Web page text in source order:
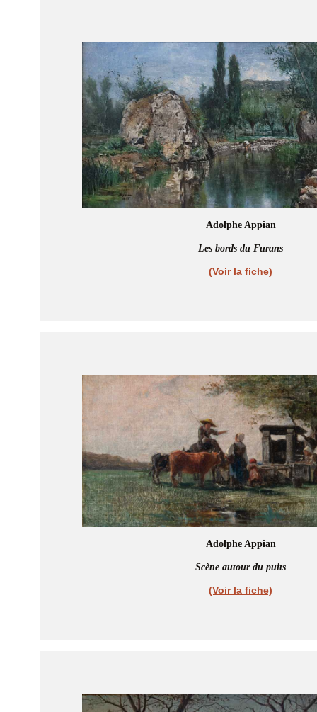
Adolphe Appian
Les bords du Furans
(Voir la fiche)
Adolphe Appian
Scène autour du puits
(Voir la fiche)